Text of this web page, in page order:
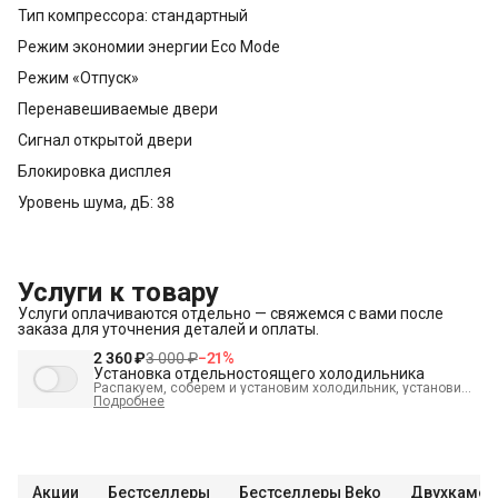
Тип компрессора: стандартный
Режим экономии энергии Eco Mode
Режим «Отпуск»
Перенавешиваемые двери
Сигнал открытой двери
Блокировка дисплея
Уровень шума, дБ: 38
Услуги к товару
Услуги оплачиваются отдельно — свяжемся с вами после
заказа для уточнения деталей и оплаты.
2 360 ₽3 000 ₽−21%
Установка отдельностоящего холодильника
Распакуем, соберем и установим холодильник, установим
полки, выставим по уровню, подключим к электросети и
КАД)Выставление по уровнюПодключение к готовым
Подробнее
Акции Бестселлеры Бестселлеры Beko